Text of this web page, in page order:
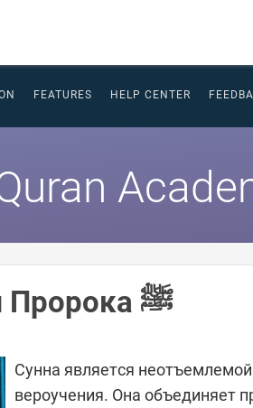
FEATURES HELP CENTER
Хадисы - часть наследия Пророка ﷺ
Сунна является
вероучения. Она объединяет